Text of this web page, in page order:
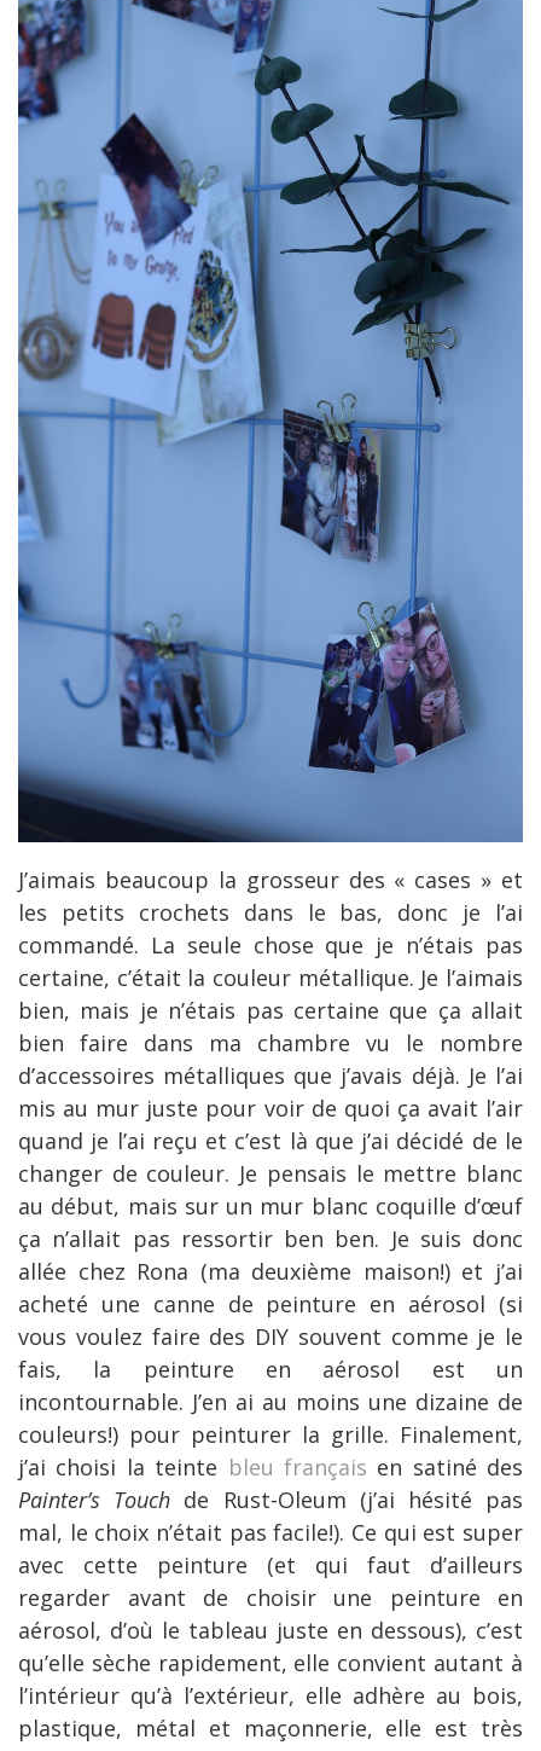
J’aimais beaucoup la grosseur des « cases » et
les petits crochets dans le bas, donc je l’ai
commandé. La seule chose que je n’étais pas
certaine, c’était la couleur métallique. Je l’aimais
bien, mais je n’étais pas certaine que ça allait
bien faire dans ma chambre vu le nombre
d’accessoires métalliques que j’avais déjà. Je l’ai
mis au mur juste pour voir de quoi ça avait l’air
quand je l’ai reçu et c’est là que j’ai décidé de le
changer de couleur. Je pensais le mettre blanc
au début, mais sur un mur blanc coquille d’œuf
ça n’allait pas ressortir ben ben. Je suis donc
allée chez Rona (ma deuxième maison!) et j’ai
acheté une canne de peinture en aérosol (si
vous voulez faire des DIY souvent comme je le
fais, la peinture en aérosol est un
incontournable. J’en ai au moins une dizaine de
couleurs!) pour peinturer la grille. Finalement,
j’ai choisi la teinte bleu français en satiné des
Painter’s Touch de Rust-Oleum (j’ai hésité pas
mal, le choix n’était pas facile!). Ce qui est super
avec cette peinture (et qui faut d’ailleurs
regarder avant de choisir une peinture en
aérosol, d’où le tableau juste en dessous), c’est
qu’elle sèche rapidement, elle convient autant à
l’intérieur qu’à l’extérieur, elle adhère au bois,
plastique, métal et maçonnerie, elle est très